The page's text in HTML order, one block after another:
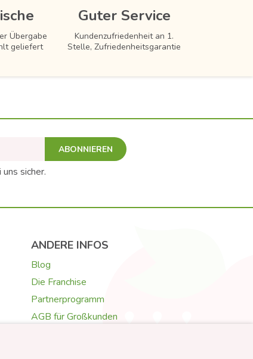
Übergabe
geliefert
Guter Service
Kundenzufriedenheit an 1.
Stelle, Zufriedenheitsgarantie
ABONNIEREN
sicher.
ANDERE INFOS
Blog
Die Franchise
Partnerprogramm
AGB für Großkunden